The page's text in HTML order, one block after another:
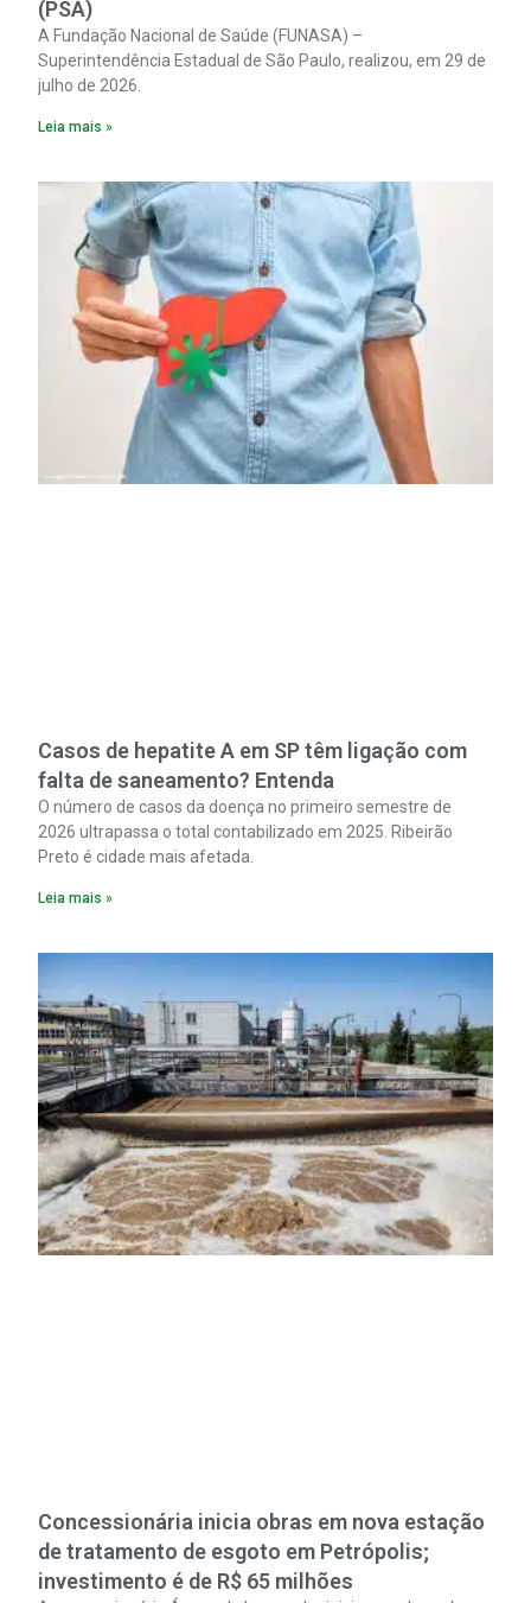
(PSA)
A Fundação Nacional de Saúde (FUNASA) –
Superintendência Estadual de São Paulo, realizou, em 29 de
julho de 2026.
Leia mais »
Casos de hepatite A em SP têm ligação com
falta de saneamento? Entenda
O número de casos da doença no primeiro semestre de
2026 ultrapassa o total contabilizado em 2025. Ribeirão
Preto é cidade mais afetada.
Leia mais »
Concessionária inicia obras em nova estação
de tratamento de esgoto em Petrópolis;
investimento é de R$ 65 milhões